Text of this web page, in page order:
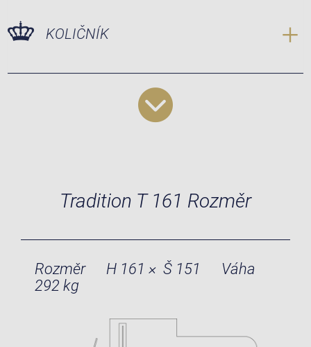
KOLIČNÍK
Tradition T 161 Rozměr
Rozměr H 161 × Š 151
Váha
292 kg